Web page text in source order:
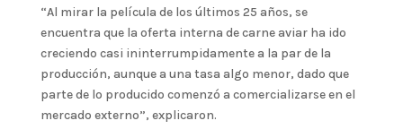
“Al mirar la película de los últimos 25 años, se
encuentra que la oferta interna de carne aviar ha ido
creciendo casi ininterrumpidamente a la par de la
producción, aunque a una tasa algo menor, dado que
parte de lo producido comenzó a comercializarse en el
mercado externo”, explicaron.